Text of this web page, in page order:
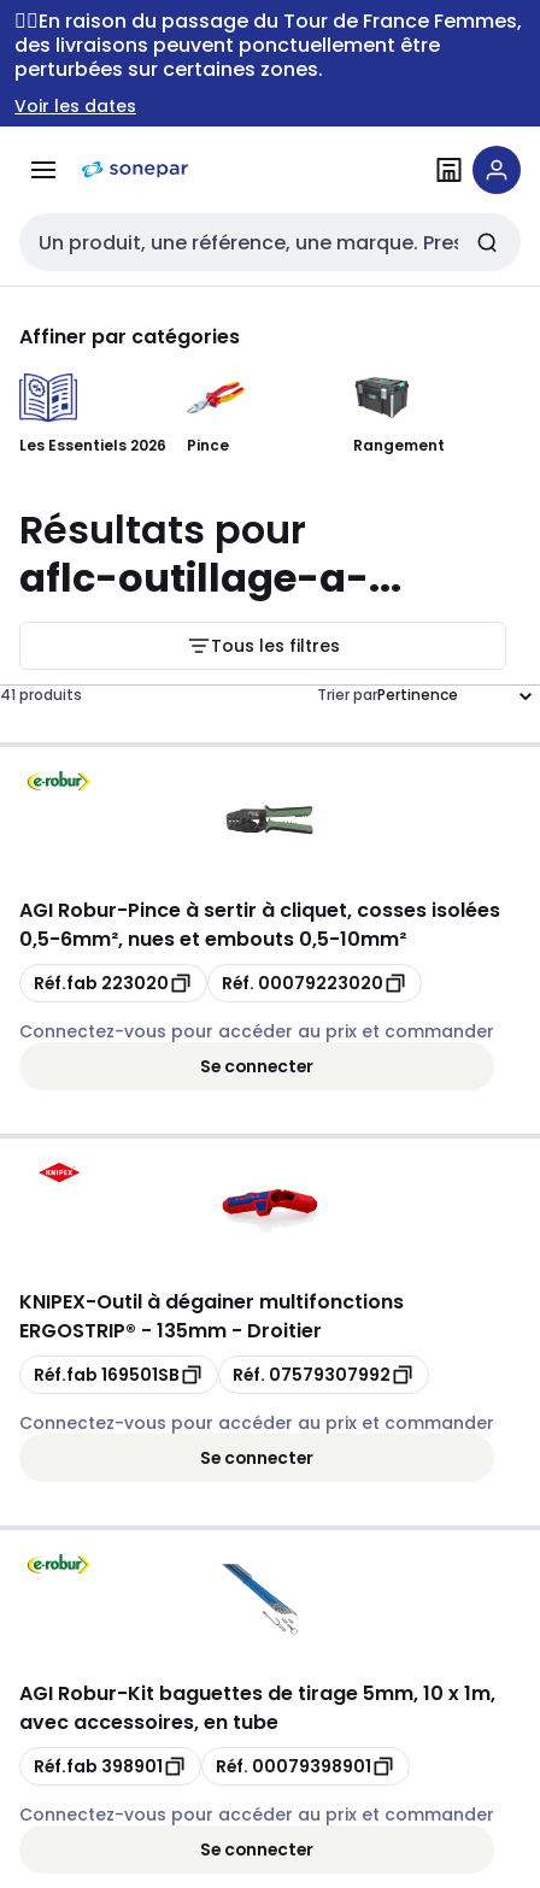
Passer à la
navigation
Passer
au
contenu
🚴‍♂️En raison du passage du Tour de France Femmes,
des livraisons peuvent ponctuellement être
perturbées sur certaines zones.
Voir les dates
Entrée de recherche
Affiner par catégories
Les Essentiels 2026 Pince Rangement
Résultats pour
aflc-outillage-a-...
Tous les filtres
41 produits Trier par
AGI Robur-Pince à sertir à cliquet, cosses isolées
0,5-6mm², nues et embouts 0,5-10mm²
Copie
Réf.fab 223020 Copie
Réf. 00079223020
Connectez-vous pour accéder au prix et commander
Se connecter
KNIPEX-Outil à dégainer multifonctions
ERGOSTRIP® - 135mm - Droitier
Copie
Réf.fab 169501SB Copie
Réf. 07579307992
Connectez-vous pour accéder au prix et commander
Se connecter
AGI Robur-Kit baguettes de tirage 5mm, 10 x 1m,
avec accessoires, en tube
Copie
Réf.fab 398901 Copie
Réf. 00079398901
Connectez-vous pour accéder au prix et commander
Se connecter